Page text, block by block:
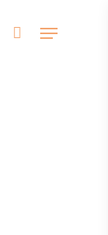
account
Menu